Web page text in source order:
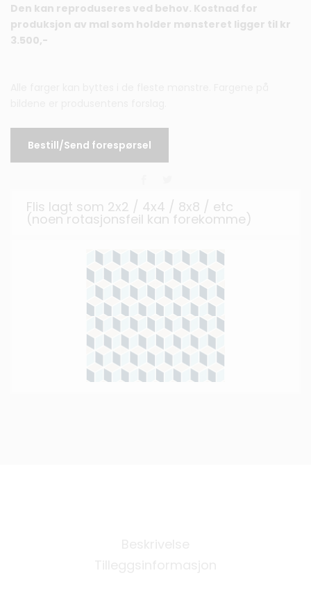
Den kan reproduseres ved behov. Kostnad for
produksjon av mal som holder mønsteret ligger til kr
3.500,-
Bestill/Send forespørsel
Flis lagt som 2x2 / 4x4 / 8x8 / etc
(noen rotasjonsfeil kan forekomme)